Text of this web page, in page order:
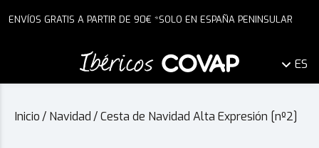
ENVÍOS GRATIS A PARTIR DE 90€ *SOLO EN ESPAÑA PENINSULAR
ES
Inicio / Navidad /Cesta de Navidad Alta Expresión [nº2]